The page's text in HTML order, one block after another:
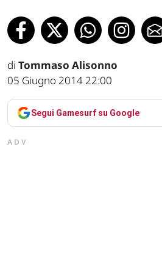
di Tommaso Alisonno
05 Giugno 2014 22:00
Segui Gamesurf su Google
ADV